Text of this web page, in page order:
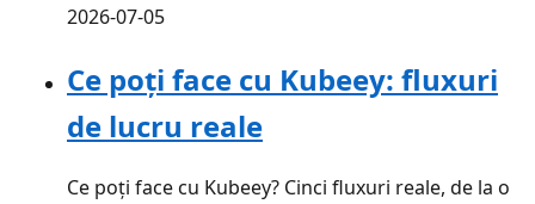
2026-07-05
Ce poți face cu Kubeey: fluxuri
de lucru reale
Ce poți face cu Kubeey? Cinci fluxuri reale, de la o